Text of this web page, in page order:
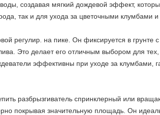
создавая мягкий дождевой эффект,
так и для ухода за цветочными клумбами
регулир. на пике. Он фиксируется в
Это делает его отличным выбором для тех,
эффективны при уходе за клумбами,
разбрызгиватель спринклерный или
покрывая значительную площадь. Он